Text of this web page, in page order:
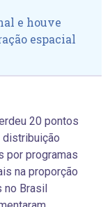
e houve
espacial
20 pontos
distribuição
por programas
na proporção
no Brasil